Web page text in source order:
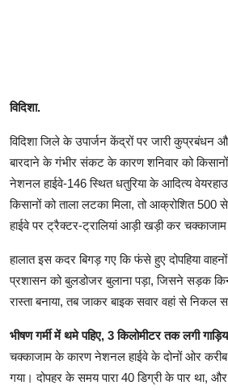
विदिशा.
विदिशा जिले के उपार्जन केंद्रों पर जारी कुप्रबंधन
बारदाने के गंभीर संकट के कारण शनिवार को
नेशनल हाईवे-146 स्थित धतुरिया के आदित्य
किसानों को ताला लटका मिला, तो आक्रोशित
हाईवे पर ट्रैक्टर-ट्रालियां आड़ी खड़ी कर चक्काजाम
हालात इस कदर बिगड़ गए कि फंसे हुए दोपहिया
प्रशासन को बुलडोजर बुलाना पड़ा, जिसने सड़क
रास्ता बनाया, तब जाकर बाइक सवार वहां से निकल
भीषण गर्मी में थमे पहिए, 3 किलोमीटर तक लगी
चक्काजाम के कारण नेशनल हाईवे के दोनों ओर करीब
गया। दोपहर के समय पारा 40 डिग्री के पार था,